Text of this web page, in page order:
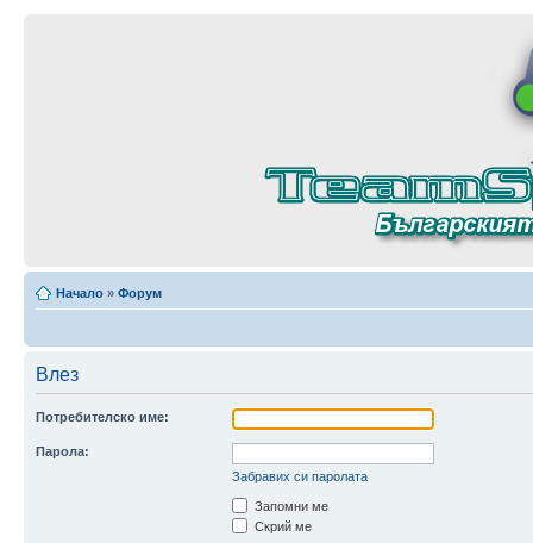
Начало » Форум
Влез
Потребителско име:
Парола:
Забравих си паролата
Запомни ме
Скрий ме